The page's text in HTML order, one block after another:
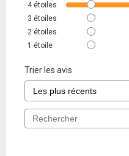
4 étoiles
3 étoiles
2 étoiles
1 étoile
Trier les avis